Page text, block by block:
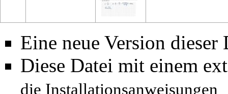
Eine neue Version dieser
Diese Datei mit einem
die Installationsanweisungen